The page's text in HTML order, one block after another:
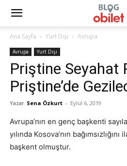
Ana Sayfa Yurt Dışı Avrupa
Avrupa Yurt Dışı
Priştine Seyahat
Priştine’de
Yazar Sena Özkurt - Eylül 6, 2019
Avrupa’nın en genç başkenti
yılında Kosova’nın
başkent olmuştur.